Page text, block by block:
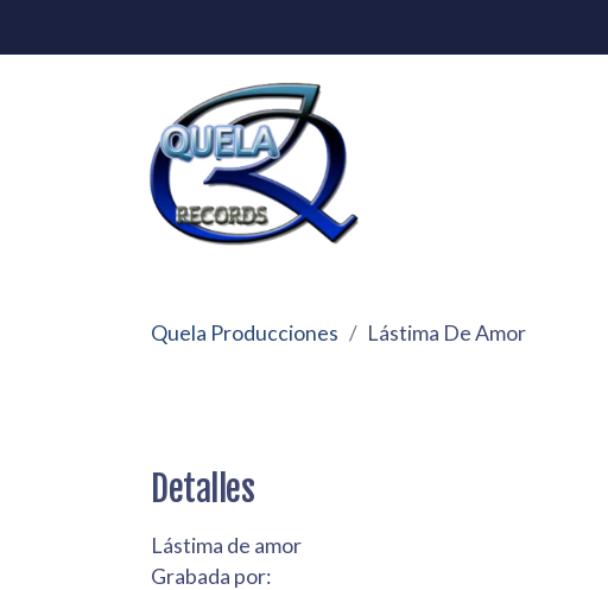
Quela Producciones Lástima De Amor
Detalles
Lástima de amor
Grabada por: